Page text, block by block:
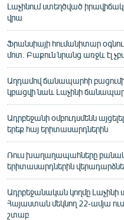
Լաչինում ստեղծված
վրա
Ֆրանսիայի հումանիտար
մոտ. Բաքուն նրանց առջև էլ
Աղդամով ճանապարհի
կբացվի նաև Լաչինի
Ադրբեջանի օմբուդսմենն
երեք հայ երիտասարդներին
Ռուս խաղաղապահները
երիտասարդներին
Ադրբեջանական կողմը
Հայաստան մեկնող 22-ամյա
շտաբ